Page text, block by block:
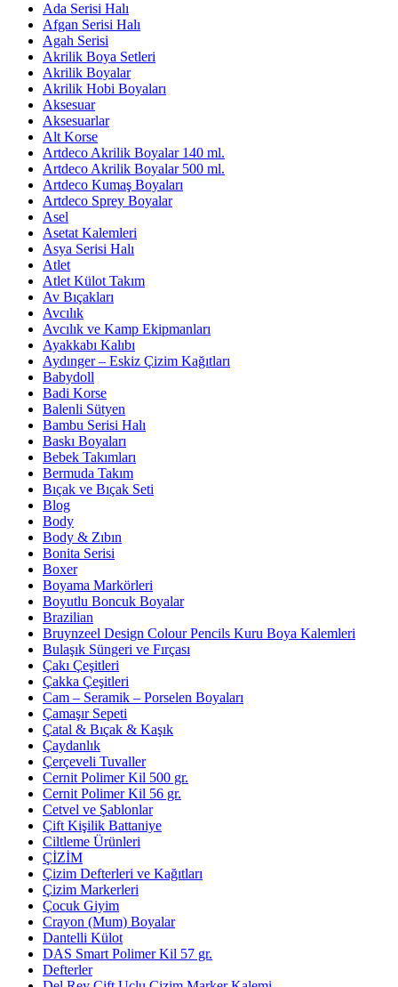
Ada Serisi Halı
Afgan Serisi Halı
Agah Serisi
Akrilik Boya Setleri
Akrilik Boyalar
Akrilik Hobi Boyaları
Aksesuar
Aksesuarlar
Alt Korse
Artdeco Akrilik Boyalar 140 ml.
Artdeco Akrilik Boyalar 500 ml.
Artdeco Kumaş Boyaları
Artdeco Sprey Boyalar
Asel
Asetat Kalemleri
Asya Serisi Halı
Atlet
Atlet Külot Takım
Av Bıçakları
Avcılık
Avcılık ve Kamp Ekipmanları
Ayakkabı Kalıbı
Aydınger – Eskiz Çizim Kağıtları
Babydoll
Badi Korse
Balenli Sütyen
Bambu Serisi Halı
Baskı Boyaları
Bebek Takımları
Bermuda Takım
Bıçak ve Bıçak Seti
Blog
Body
Body & Zıbın
Bonita Serisi
Boxer
Boyama Markörleri
Boyutlu Boncuk Boyalar
Brazilian
Bruynzeel Design Colour Pencils Kuru Boya Kalemleri
Bulaşık Süngeri ve Fırçası
Çakı Çeşitleri
Çakka Çeşitleri
Cam – Seramik – Porselen Boyaları
Çamaşır Sepeti
Çatal & Bıçak & Kaşık
Çaydanlık
Çerçeveli Tuvaller
Cernit Polimer Kil 500 gr.
Cernit Polimer Kil 56 gr.
Cetvel ve Şablonlar
Çift Kişilik Battaniye
Ciltleme Ürünleri
ÇİZİM
Çizim Defterleri ve Kağıtları
Çizim Markerleri
Çocuk Giyim
Crayon (Mum) Boyalar
Dantelli Külot
DAS Smart Polimer Kil 57 gr.
Defterler